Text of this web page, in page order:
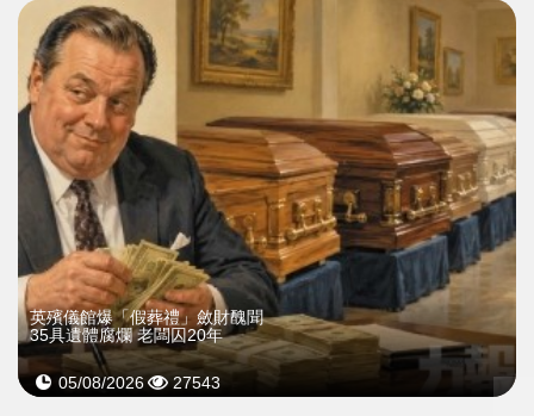
英殯儀館爆「假葬禮」斂財醜聞
35具遺體腐爛 老闆囚20年
05/08/2026 27543